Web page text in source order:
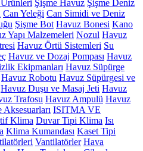
Şişme Havuz Şişme Deniz
Can Yeleği Can Simidi ve Deniz
Şişme Bot Havuz Bonesi Kano
Yapı Malzemeleri Nozul Havuz
Havuz Örtü Sistemleri Su
Havuz ve Dozaj Pompası Havuz
Ekipmanları Havuz Süpürge
Havuz Robotu Havuz Süpürgesi ve
Havuz Duşu ve Masaj Jeti Havuz
Trafosu Havuz Ampulü Havuz
ISITMA VE
Klima Duvar Tipi Klima Isı
Klima Kumandası Kaset Tipi
Vantilatörler Hava